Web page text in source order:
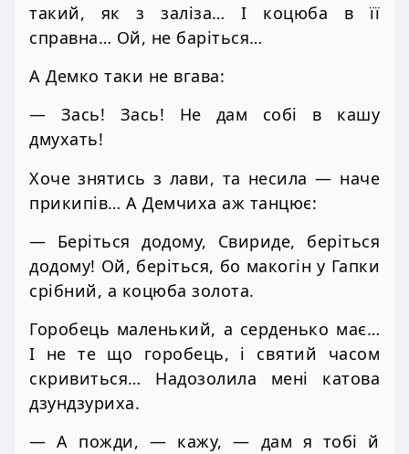
такий, як з заліза… І коцюба в її
справна… Ой, не баріться…
А Демко таки не вгава:
— Зась! Зась! Не дам собі в кашу
дмухать!
Хоче знятись з лави, та несила — наче
прикипів… А Демчиха аж танцює:
— Беріться додому, Свириде, беріться
додому! Ой, беріться, бо макогін у Гапки
срібний, а коцюба золота.
Горобець маленький, а серденько має…
І не те що горобець, і святий часом
скривиться… Надозолила мені катова
дзундзуриха.
— А пожди, — кажу, — дам я тобі й